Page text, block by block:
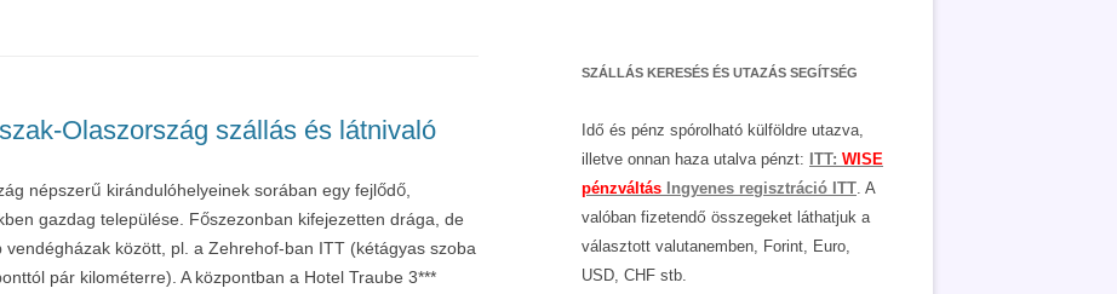
Olaszország szállás és látnivaló
népszerű kirándulóhelyeinek sorában egy fejlődő,
gazdag települése. Főszezonban kifejezetten drága, de
között, pl. a Zehrehof-ban ITT (kétágyas szoba
pár kilométerre). A központban a Hotel Traube 3***
SZÁLLÁS KERESÉS ÉS UTAZÁS SEGÍTSÉG
Idő és pénz spórolható külföldre utazva,
illetve onnan haza utalva pénzt: ITT: WISE
pénzváltás Ingyenes regisztráció ITT. A
valóban fizetendő összegeket láthatjuk a
választott valutanemben, Forint, Euro,
USD, CHF stb.